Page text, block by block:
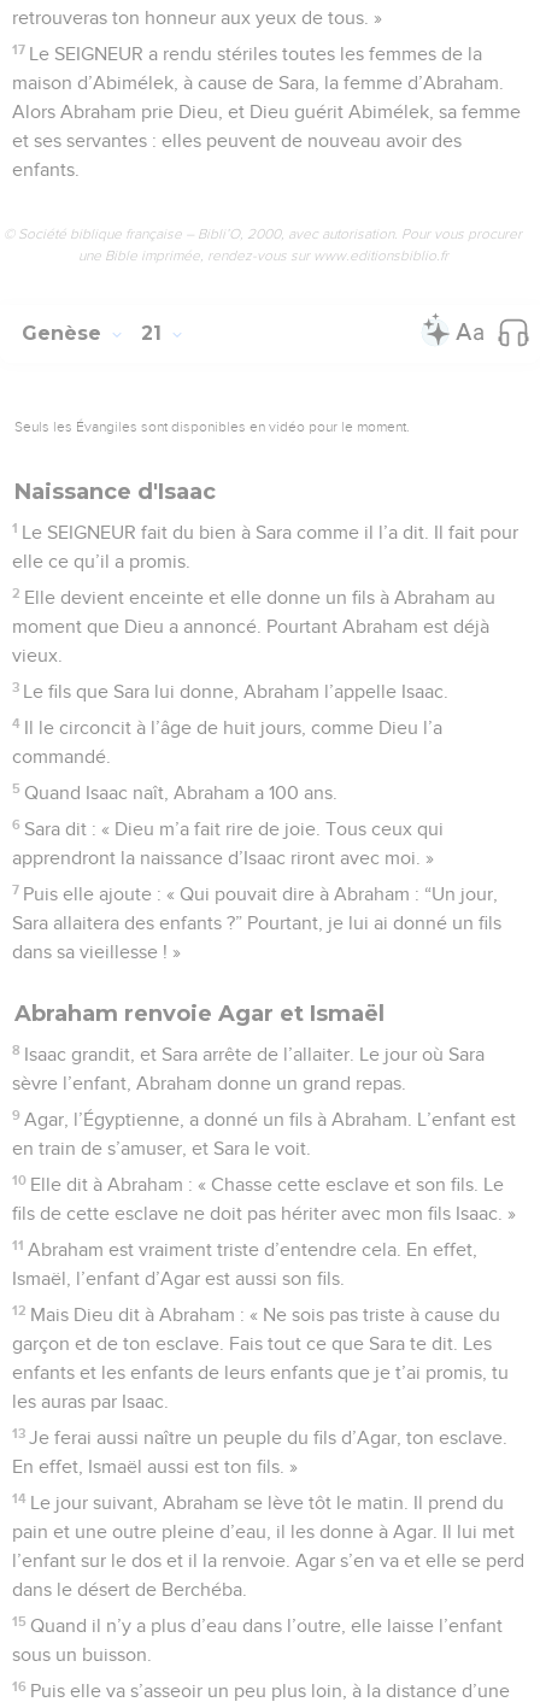
retrouveras ton honneur aux yeux de tous. »
17 Le SEIGNEUR a rendu stériles toutes les femmes de la
maison d’Abimélek, à cause de Sara, la femme d’Abraham.
Alors Abraham prie Dieu, et Dieu guérit Abimélek, sa femme
et ses servantes : elles peuvent de nouveau avoir des
enfants.
© Société biblique française – Bibli’O, 2000, avec autorisation. Pour vous procurer
une Bible imprimée, rendez-vous sur www.editionsbiblio.fr
Genèse 21
Seuls les Évangiles sont disponibles en vidéo pour le moment.
Naissance d'Isaac
1 Le SEIGNEUR fait du bien à Sara comme il l’a dit. Il fait pour
elle ce qu’il a promis.
2 Elle devient enceinte et elle donne un fils à Abraham au
moment que Dieu a annoncé. Pourtant Abraham est déjà
vieux.
3 Le fils que Sara lui donne, Abraham l’appelle Isaac.
4 Il le circoncit à l’âge de huit jours, comme Dieu l’a
commandé.
5 Quand Isaac naît, Abraham a 100 ans.
6 Sara dit : « Dieu m’a fait rire de joie. Tous ceux qui
apprendront la naissance d’Isaac riront avec moi. »
7 Puis elle ajoute : « Qui pouvait dire à Abraham : “Un jour,
Sara allaitera des enfants ?” Pourtant, je lui ai donné un fils
dans sa vieillesse ! »
Abraham renvoie Agar et Ismaël
8 Isaac grandit, et Sara arrête de l’allaiter. Le jour où Sara
sèvre l’enfant, Abraham donne un grand repas.
9 Agar, l’Égyptienne, a donné un fils à Abraham. L’enfant est
en train de s’amuser, et Sara le voit.
10 Elle dit à Abraham : « Chasse cette esclave et son fils. Le
fils de cette esclave ne doit pas hériter avec mon fils Isaac. »
11 Abraham est vraiment triste d’entendre cela. En effet,
Ismaël, l’enfant d’Agar est aussi son fils.
12 Mais Dieu dit à Abraham : « Ne sois pas triste à cause du
garçon et de ton esclave. Fais tout ce que Sara te dit. Les
enfants et les enfants de leurs enfants que je t’ai promis, tu
les auras par Isaac.
13 Je ferai aussi naître un peuple du fils d’Agar, ton esclave.
En effet, Ismaël aussi est ton fils. »
14 Le jour suivant, Abraham se lève tôt le matin. Il prend du
pain et une outre pleine d’eau, il les donne à Agar. Il lui met
l’enfant sur le dos et il la renvoie. Agar s’en va et elle se perd
dans le désert de Berchéba.
15 Quand il n’y a plus d’eau dans l’outre, elle laisse l’enfant
sous un buisson.
16 Puis elle va s’asseoir un peu plus loin, à la distance d’une